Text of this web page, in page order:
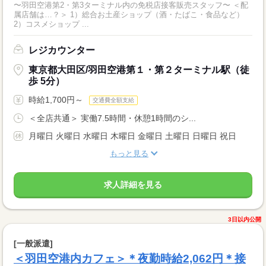
〜羽田空港第2・第3ターミナル内の免税店接客販売スタッフ〜 ＜配
属店舗は…？＞ 1）総合お土産ショップ（酒・たばこ・食品など）
2）コスメショップ ...
レジカウンター
東京都大田区/羽田空港第１・第２ターミナル駅（徒
歩 5分）
時給1,700円～ 交通費全額支給
＜全店共通＞ 実働7.5時間・休憩1時間のシ...
月曜日 火曜日 水曜日 木曜日 金曜日 土曜日 日曜日 祝日
もっと見る
求人詳細を見る
3日以内公開
[一般派遣]
＜羽田空港内カフェ＞＊夜勤時給2,062円＊接